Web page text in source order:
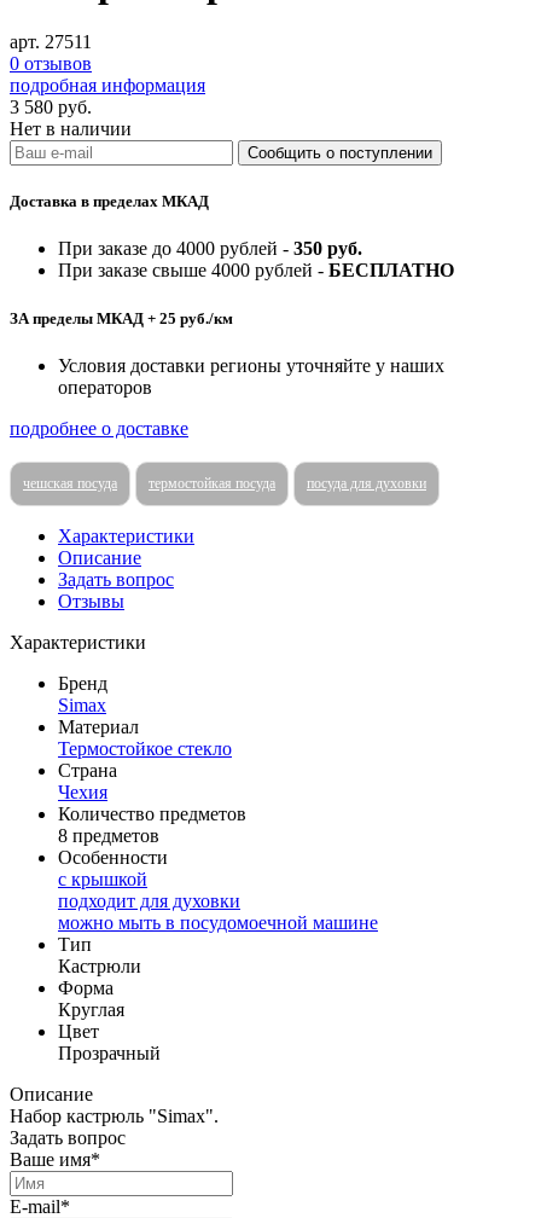
арт. 27511
0 отзывов
подробная информация
3 580 руб.
Нет в наличии
Доставка в пределах МКАД
При заказе до 4000 рублей - 350 руб.
При заказе свыше 4000 рублей - БЕСПЛАТНО
ЗА пределы МКАД + 25 руб./км
Условия доставки регионы уточняйте у наших
операторов
подробнее о доставке
чешская посуда термостойкая посуда посуда для духовки
Характеристики
Описание
Задать вопрос
Отзывы
Характеристики
Бренд
Simax
Материал
Термостойкое стекло
Страна
Чехия
Количество предметов
8 предметов
Особенности
с крышкой
подходит для духовки
можно мыть в посудомоечной машине
Тип
Кастрюли
Форма
Круглая
Цвет
Прозрачный
Описание
Набор кастрюль "Simax".
Задать вопрос
Ваше имя*
E-mail*